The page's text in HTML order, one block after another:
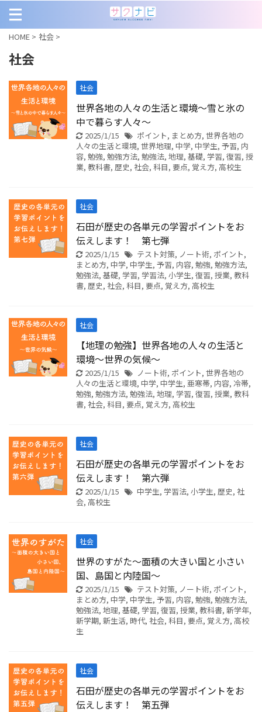
HOME > 社会 >
社会
社会
世界各地の人々の生活と環境～雪と氷の
中で暮らす人々～
2025/1/15 ポイント, まとめ方, 世界各地の
人々の生活と環境, 世界地理, 中学, 中学生, 予習, 内
容, 勉強, 勉強方法, 勉強法, 地理, 基礎, 学習, 復習, 授
業, 教科書, 歴史, 社会, 科目, 要点, 覚え方, 高校生
社会
石田が歴史の各単元の学習ポイントをお
伝えします！ 第七弾
2025/1/15 テスト対策, ノート術, ポイント,
まとめ方, 中学, 中学生, 予習, 内容, 勉強, 勉強方法,
勉強法, 基礎, 学習, 学習法, 小学生, 復習, 授業, 教科
書, 歴史, 社会, 科目, 要点, 覚え方, 高校生
社会
【地理の勉強】世界各地の人々の生活と
環境～世界の気候～
2025/1/15 ノート術, ポイント, 世界各地の
人々の生活と環境, 中学, 中学生, 亜寒帯, 内容, 冷帯,
勉強, 勉強方法, 勉強法, 地理, 学習, 復習, 授業, 教科
書, 社会, 科目, 要点, 覚え方, 高校生
社会
石田が歴史の各単元の学習ポイントをお
伝えします！ 第六弾
2025/1/15 中学生, 学習法, 小学生, 歴史, 社
会, 高校生
社会
世界のすがた～面積の大きい国と小さい
国、島国と内陸国～
2025/1/15 テスト対策, ノート術, ポイント,
まとめ方, 中学, 中学生, 予習, 内容, 勉強, 勉強方法,
勉強法, 地理, 基礎, 学習, 復習, 授業, 教科書, 新学年,
新学期, 新生活, 時代, 社会, 科目, 要点, 覚え方, 高校
生
社会
石田が歴史の各単元の学習ポイントをお
伝えします！ 第五弾